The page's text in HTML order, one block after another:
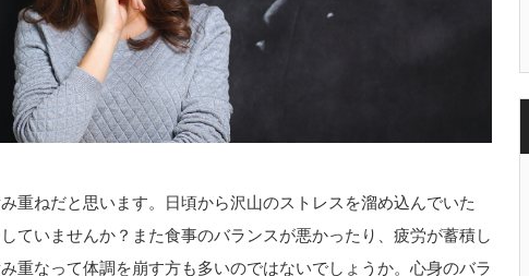
重ねだと思います。日頃から沢山のストレスを溜め込んでいた
ていませんか？また食事のバランスが悪かったり、疲労が蓄積し
重なって体調を崩す方も多いのではないでしょうか。心身のバラ